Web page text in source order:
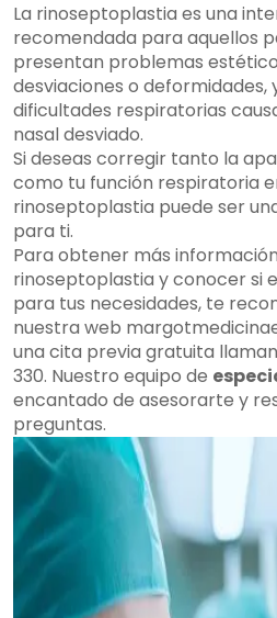
La rinoseptoplastia es una
recomendada para aquellos
presentan problemas
desviaciones o
dificultades respiratorias
nasal desviado.
Si deseas corregir tanto la
como tu función respiratoria
rinoseptoplastia puede ser
para ti.
Para obtener más
rinoseptoplastia y conocer si
para tus necesidades, te
nuestra web
una cita previa gratuita
330. Nuestro equipo de
encantado de asesorarte y
preguntas.